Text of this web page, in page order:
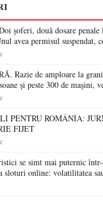
șoferi, două dosare penale
avea permisul suspendat,
Razie de amploare la
și peste 300 de mașini,
PENTRU ROMÂNIA:
FIJET
se simt mai puternic într-
sloturi online: volatilitatea